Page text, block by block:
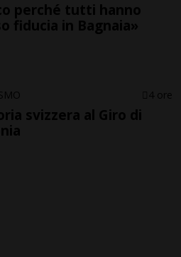
perché tutti hanno
fiducia in Bagnaia»
4 ore
svizzera al Giro di